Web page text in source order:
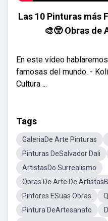
Las 10 Pinturas más
🎨😲 Obras de
En este vídeo
famosas del mundo. -
Cultura ...
Tags
GaleriaDe Arte Pinturas
Pinturas DeSalvador Dali
ArtistasDo Surrealismo
Obras De Arte De
Pintores ESuas Obras
Pintura DeArtesanato